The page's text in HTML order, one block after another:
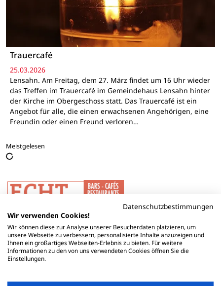
Trauercafé
25.03.2026
Lensahn. Am Freitag, dem 27. März findet um 16 Uhr wieder
das Treffen im Trauercafé im Gemeindehaus Lensahn hinter
der Kirche im Obergeschoss statt. Das Trauercafé ist ein
Angebot für alle, die einen erwachsenen Angehörigen, eine
Freundin oder einen Freund verloren…
Meistgelesen
Datenschutzbestimmungen
Wir verwenden Cookies!
Wir können diese zur Analyse unserer Besucherdaten platzieren, um
unsere Webseite zu verbessern, personalisierte Inhalte anzuzeigen und
Ihnen ein großartiges Webseiten-Erlebnis zu bieten. Für weitere
Informationen zu den von uns verwendeten Cookies öffnen Sie die
Einstellungen.